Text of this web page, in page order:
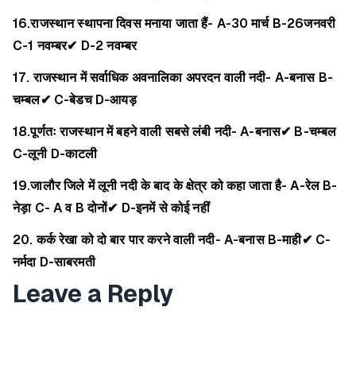
16.राजस्थान स्थापना दिवस मनाया जाता हैं- A-30 मार्च B-26जनवरी
C-1 नवम्बर✔ D-2 नवम्बर
17. राजस्थान में सर्वाधिक अवनालिका अपरदन वाली नदी- A-बनास B-
चम्बल✔ C-बेडच D-आयड़
18.पूर्णतः राजस्थान में बहने वाली सबसे लंबी नदी- A-बनास✔ B-चम्बल
C-लूनी D-काटली
19.जालौर जिले में लूनी नदी के बाद के क्षेत्र को कहा जाता है- A-रेल B-
नेड़ा C- A व B दोनों✔ D-इनमें से कोई नहीं
20. कर्क रेखा को दो बार पार करने वाली नदी- A-बनास B-माही✔ C-
नर्मदा D-साबरमती
Leave a Reply